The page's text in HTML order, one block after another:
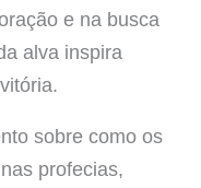
e na busca
alva inspira
sobre como os
profecias,